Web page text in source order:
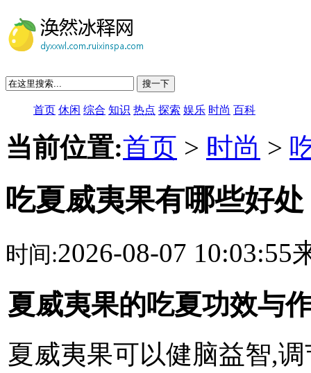
搜一下
首页 休闲 综合 知识 热点 探索 娱乐 时尚 百科
当前位置:首页 > 时尚 >
吃夏威夷果有哪些好处
时间:2026-08-07 10:03:55
夏威夷果的吃夏功效与
夏威夷果可以健脑益智,